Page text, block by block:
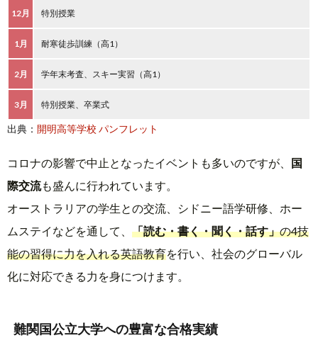
12月 特別授業
1月 耐寒徒歩訓練（高1）
2月 学年末考査、スキー実習（高1）
3月 特別授業、卒業式
出典： 開明高等学校 パンフレット
コロナの影響で中止となったイベントも多いのですが、 国
際交流も盛んに行われています。
オーストラリアの学生との交流、シドニー語学研修、ホー
ムステイなどを通して、 「読む・書く・聞く・話す」の4技
能の習得に力を入れる英語教育を行い、社会のグローバル
化に対応できる力を身につけます。
難関国公立大学への豊富な合格実績